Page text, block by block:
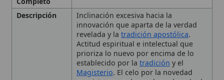
establecido por latradición y el
Magisterio. El celo por la novedad
consiste en un deseo desordenado de
originalidad que lleva a herejías,
reformas litúrgicas imprudentes o
reinterpretaciones doctrinales
erróneas, siempre en tensión con el
desarrollo legítimo de la doctrina